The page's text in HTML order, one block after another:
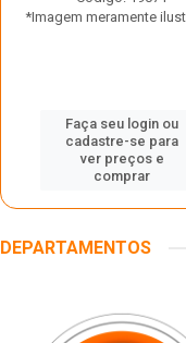
*Imagem meramente
Faça seu login ou
cadastre-se para
ver preços e
comprar
DEPARTAMENTOS